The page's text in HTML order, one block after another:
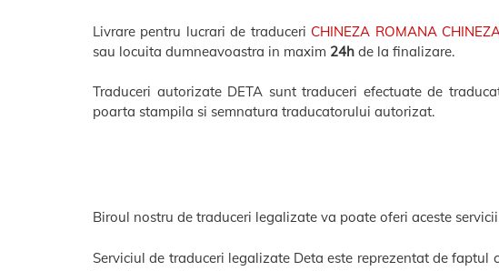
Livrare pentru lucrari de traduceri CHINEZA ROMANA
sau locuita dumneavoastra in maxim 24h de la finalizare.
Traduceri autorizate DETA sunt traduceri efectuate de
poarta stampila si semnatura traducatorului autorizat.
Biroul nostru de traduceri legalizate va poate oferi aceste
Serviciul de traduceri legalizate Deta este reprezentat de